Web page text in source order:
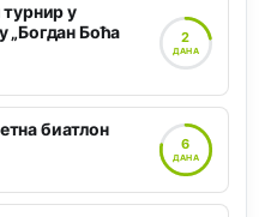
турнир у
„Богдан Боћа
2
ДАНА
биатлон
6
ДАНА